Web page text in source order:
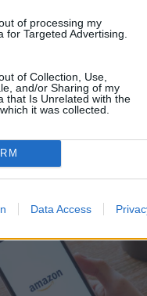
of processing my
for Targeted Advertising.
of Collection, Use,
and/or Sharing of my
that Is Unrelated with the
it was collected.
Data Access
Mastodon Telegram
Stampa
OFFERTE